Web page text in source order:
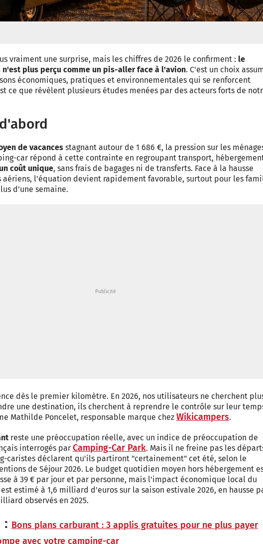
vraiment une surprise, mais les chiffres de 2026 le confirment : le
plus perçu comme un pis-aller face à l'avion. C'est un choix
économiques, pratiques et environnementales qui se renforcent
ce que révèlent plusieurs études menées par des acteurs forts de
de vacances stagnant autour de 1 686 €, la pression sur les
car répond à cette contrainte en regroupant transport,
un coût unique, sans frais de bagages ni de transferts. Face à la hausse
aériens, l'équation devient rapidement favorable, surtout pour les
d'une semaine.
dès le premier kilomètre. En 2026, nos utilisateurs ne cherchent
une destination, ils cherchent à reprendre le contrôle sur leur
Mathilde Poncelet, responsable marque chez Wikicampers.
reste une préoccupation réelle, avec un indice de préoccupation de
interrogés par Camping-Car Park. Mais il ne freine pas les
caristes déclarent qu'ils partiront "certainement" cet été, selon le
de Séjour 2026. Le budget quotidien moyen hors hébergement
à 39 € par jour et par personne, mais l'impact économique local du
estimé à 1,6 milliard d'euros sur la saison estivale 2026, en hausse
observés en 2025.
: Bons plans carburant : 3 applis gratuites pour ne plus payer
avec votre camping-car